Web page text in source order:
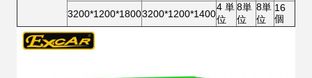
3200*1200*18003200*1200*1400
4 単
位
8単
位
8単
位
16
個